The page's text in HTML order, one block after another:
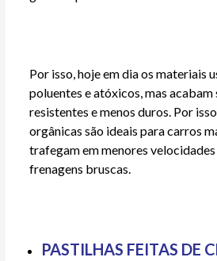
Por isso, hoje em dia os materiais
poluentes e atóxicos, mas acabam
resistentes e menos duros. Por
orgânicas são ideais para carros
trafegam em menores
frenagens bruscas.
PASTILHAS FEITAS DE